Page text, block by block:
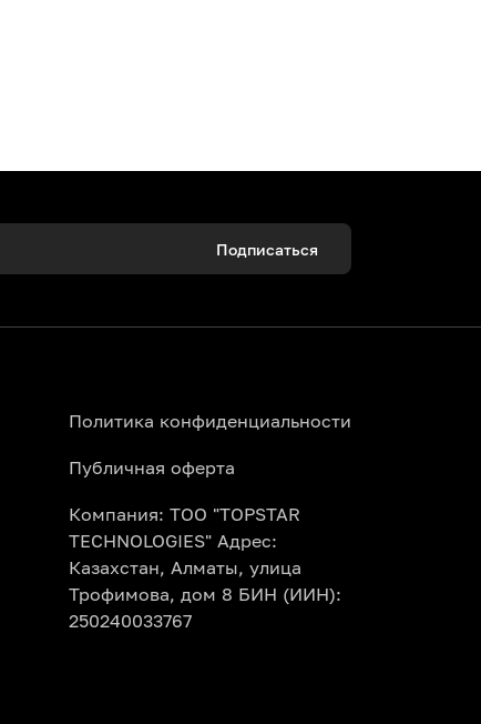
Подписаться
Политика конфиденциальности
Публичная оферта
Компания: ТОО "TOPSTAR
TECHNOLOGIES" Адрес:
Казахстан, Алматы, улица
Трофимова, дом 8 БИН (ИИН):
250240033767